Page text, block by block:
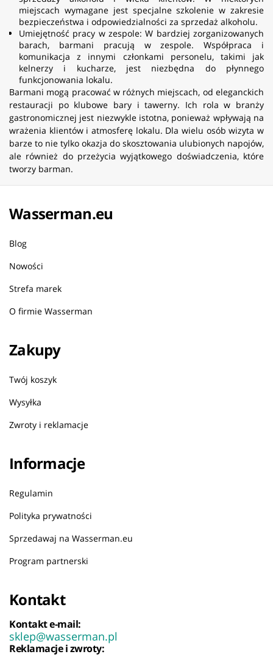
miejscach wymagane jest specjalne szkolenie w zakresie
bezpieczeństwa i odpowiedzialności za sprzedaż alkoholu.
Umiejętność pracy w zespole: W bardziej zorganizowanych
barach, barmani pracują w zespole. Współpraca i
komunikacja z innymi członkami personelu, takimi jak
kelnerzy i kucharze, jest niezbędna do płynnego
funkcjonowania lokalu.
Barmani mogą pracować w różnych miejscach, od eleganckich
restauracji po klubowe bary i tawerny. Ich rola w branży
gastronomicznej jest niezwykle istotna, ponieważ wpływają na
wrażenia klientów i atmosferę lokalu. Dla wielu osób wizyta w
barze to nie tylko okazja do skosztowania ulubionych napojów,
ale również do przeżycia wyjątkowego doświadczenia, które
tworzy barman.
Wasserman.eu
Blog
Nowości
Strefa marek
O firmie Wasserman
Zakupy
Twój koszyk
Wysyłka
Zwroty i reklamacje
Informacje
Regulamin
Polityka prywatności
Sprzedawaj na Wasserman.eu
Program partnerski
Kontakt
Kontakt e-mail:
sklep@wasserman.pl
Reklamacje i zwroty: